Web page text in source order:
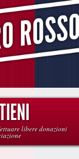
libere donazioni